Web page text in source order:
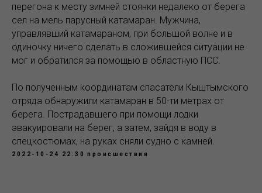
перегона к месту зимней стоянки недалеко от берега
сел на мель парусный катамаран. Мужчина,
управлявший катамараном, при большой волне и в
одиночку ничего сделать в сложившейся ситуации не
мог и обратился за помощью в областную ПСС.
По полученным координатам спасатели Кыштымского
отряда обнаружили катамаран в 50-ти метрах от
берега. Пострадавшего при помощи лодки
эвакуировали на берег, а затем, зайдя в воду в
спецкостюмах, на руках сняли судно с камней.
2022-10-24 22:30 происшествия